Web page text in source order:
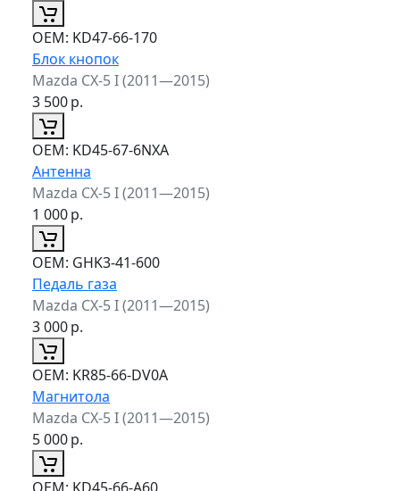
ОЕМ: KD47-66-170
Блок кнопок
Mazda CX-5 I (2011—2015)
3 500р.
ОЕМ: KD45-67-6NXA
Антенна
Mazda CX-5 I (2011—2015)
1 000р.
ОЕМ: GHK3-41-600
Педаль газа
Mazda CX-5 I (2011—2015)
3 000р.
ОЕМ: KR85-66-DV0A
Магнитола
Mazda CX-5 I (2011—2015)
5 000р.